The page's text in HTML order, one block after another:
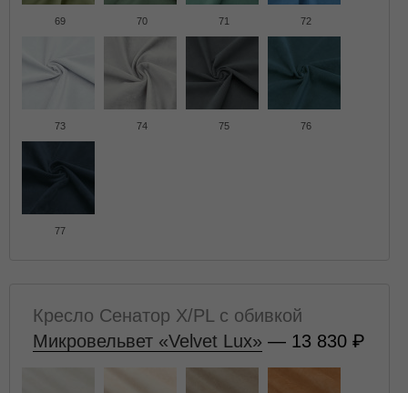
69 70 71 72
73 74 75 76
77
Кресло Сенатор X/PL с обивкой
Микровельвет «Velvet Lux» — 13 830